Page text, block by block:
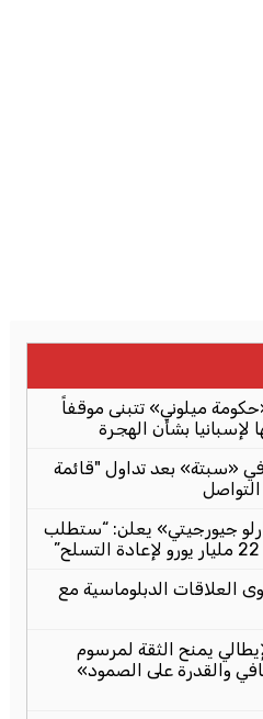
ميلوني» تتبنى موقفاً
لإسبانيا بشأن الهجرة
«سبتة» بعد تداول "قائمة
جيورجيتي» يعلن: “ستطلب
العلاقات الدبلوماسية مع
يمنح الثقة لمرسوم
والقدرة على الصمود»